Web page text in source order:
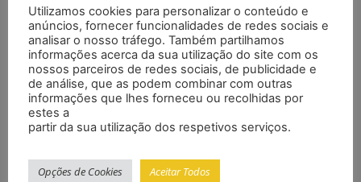
1 mm a
>1000 mm
Função de medição
Velocidade do vento
Faixa de medição Resolução
Utilizamos cookies para personalizar o conteúdo e
anúncios, fornecer funcionalidades de redes sociais e
analisar o nosso tráfego. Também partilhamos
informações acerca da sua utilização do site com os
nossos parceiros de redes sociais, de publicidade e
de análise, que as podem combinar com outras
informações que lhes forneceu ou recolhidas por
estes a
partir da sua utilização dos respetivos serviços.
Opções de Cookies Aceitar Todos